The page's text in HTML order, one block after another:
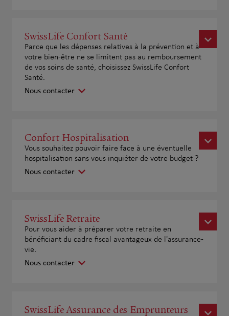
SwissLife Confort Santé
Parce que les dépenses relatives à la prévention et à
votre bien-être ne se limitent pas au remboursement
de vos soins de santé, choisissez SwissLife Confort
Santé.
Nous contacter
Confort Hospitalisation
Vous souhaitez pouvoir faire face à une éventuelle
hospitalisation sans vous inquiéter de votre budget ?
Nous contacter
SwissLife Retraite
Pour vous aider à préparer votre retraite en
bénéficiant du cadre fiscal avantageux de l'assurance-
vie.
Nous contacter
SwissLife Assurance des Emprunteurs